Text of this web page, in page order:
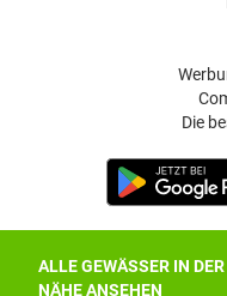
ALLE GEWÄSSER IN DER
NÄHE ANSEHEN
Die